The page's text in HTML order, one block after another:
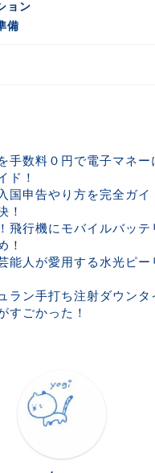
ョン
備
手数料０円で電子マネー
ド！
国申告やり方を完全ガイ
！
飛行機にモバイルバッ
！
能人が愛用する水光ピ
ラン手打ち注射ダウン
すごかった！